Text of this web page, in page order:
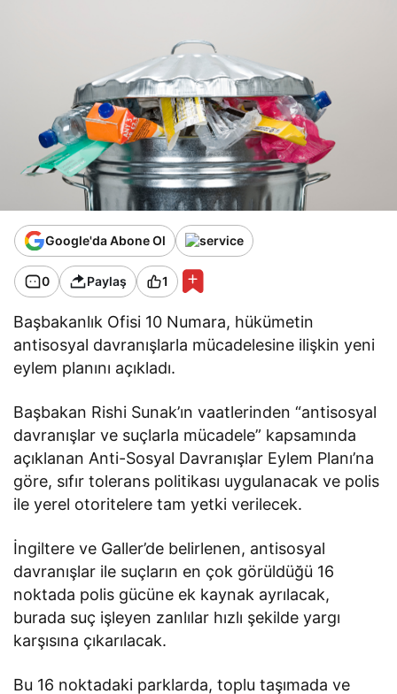
Google'da Abone Ol
0 Paylaş 1
Başbakanlık Ofisi 10 Numara, hükümetin
antisosyal davranışlarla mücadelesine ilişkin yeni
eylem planını açıkladı.
Başbakan Rishi Sunak’ın vaatlerinden “antisosyal
davranışlar ve suçlarla mücadele” kapsamında
açıklanan Anti-Sosyal Davranışlar Eylem Planı’na
göre, sıfır tolerans politikası uygulanacak ve polis
ile yerel otoritelere tam yetki verilecek.
İngiltere ve Galler’de belirlenen, antisosyal
davranışlar ile suçların en çok görüldüğü 16
noktada polis gücüne ek kaynak ayrılacak,
burada suç işleyen zanlılar hızlı şekilde yargı
karşısına çıkarılacak.
Bu 16 noktadaki parklarda, toplu taşımada ve